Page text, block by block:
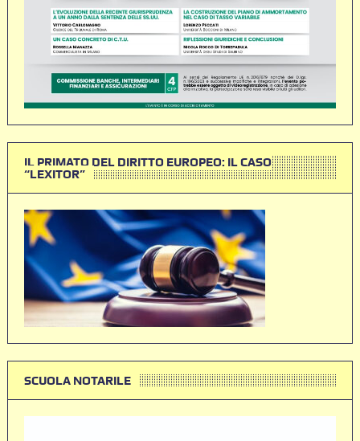
IL PRIMATO DEL DIRITTO EUROPEO: IL CASO
“LEXITOR”
SCUOLA NOTARILE